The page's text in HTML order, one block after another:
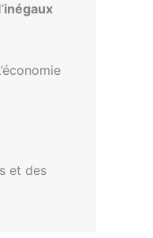
inégaux
et des